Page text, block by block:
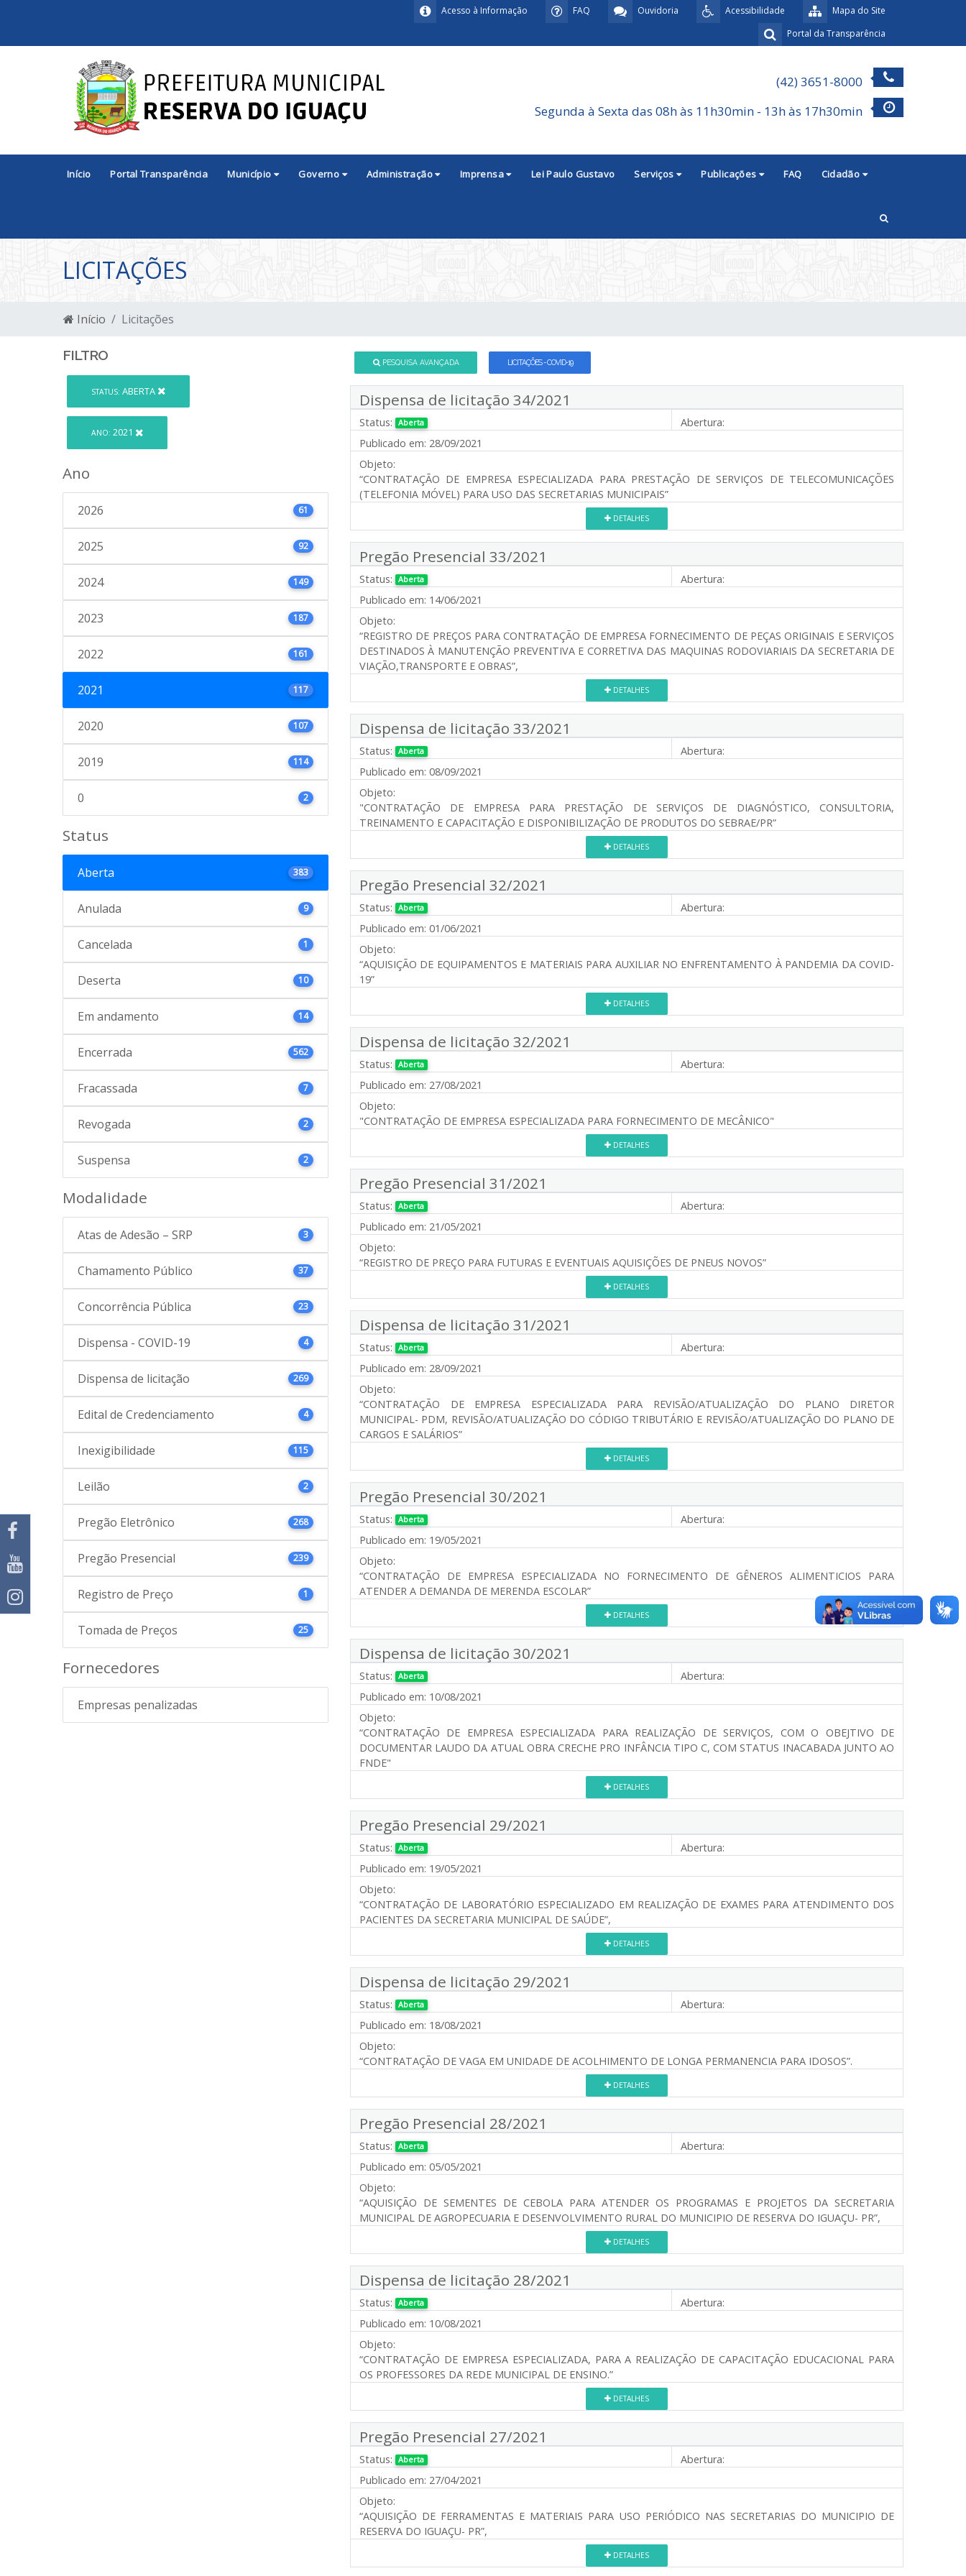
Mapa do Site
Acessibilidade
Ouvidoria
FAQ
Acesso à Informação
Portal da Transparência
(42) 3651-8000
Segunda à Sexta das 08h às 11h30min - 13h às 17h30min
Início Portal Transparência Município Governo Administração Imprensa Lei Paulo Gustavo Serviços Publicações FAQ Cidadão
LICITAÇÕES
Início Licitações
FILTRO
STATUS: ABERTA
ANO: 2021
Ano
2026 61
2025 92
2024 149
2023 187
2022 161
2021 117
2020 107
2019 114
0 2
Status
Aberta 383
Anulada 9
Cancelada 1
Deserta 10
Em andamento 14
Encerrada 562
Fracassada 7
Revogada 2
Suspensa 2
Modalidade
Atas de Adesão – SRP 3
Chamamento Público 37
Concorrência Pública 23
Dispensa - COVID-19 4
Dispensa de licitação 269
Edital de Credenciamento 4
Inexigibilidade 115
Leilão 2
Pregão Eletrônico 268
Pregão Presencial 239
Registro de Preço 1
Tomada de Preços 25
Fornecedores
Empresas penalizadas
PESQUISA AVANÇADA LICITAÇÕES - COVID-19
Dispensa de licitação 34/2021
Status: Aberta
Abertura:
Publicado em: 28/09/2021
Objeto:
“CONTRATAÇÃO DE EMPRESA ESPECIALIZADA PARA PRESTAÇÃO DE SERVIÇOS DE TELECOMUNICAÇÕES
(TELEFONIA MÓVEL) PARA USO DAS SECRETARIAS MUNICIPAIS”
DETALHES
Pregão Presencial 33/2021
Status: Aberta
Abertura:
Publicado em: 14/06/2021
Objeto:
“REGISTRO DE PREÇOS PARA CONTRATAÇÃO DE EMPRESA FORNECIMENTO DE PEÇAS ORIGINAIS E SERVIÇOS
DESTINADOS À MANUTENÇÃO PREVENTIVA E CORRETIVA DAS MAQUINAS RODOVIARIAIS DA SECRETARIA DE
VIAÇÃO,TRANSPORTE E OBRAS”,
DETALHES
Dispensa de licitação 33/2021
Status: Aberta
Abertura:
Publicado em: 08/09/2021
Objeto:
"CONTRATAÇÃO DE EMPRESA PARA PRESTAÇÃO DE SERVIÇOS DE DIAGNÓSTICO, CONSULTORIA,
TREINAMENTO E CAPACITAÇÃO E DISPONIBILIZAÇÃO DE PRODUTOS DO SEBRAE/PR”
DETALHES
Pregão Presencial 32/2021
Status: Aberta
Abertura:
Publicado em: 01/06/2021
Objeto:
“AQUISIÇÃO DE EQUIPAMENTOS E MATERIAIS PARA AUXILIAR NO ENFRENTAMENTO À PANDEMIA DA COVID-
19”
DETALHES
Dispensa de licitação 32/2021
Status: Aberta
Abertura:
Publicado em: 27/08/2021
Objeto:
"CONTRATAÇÃO DE EMPRESA ESPECIALIZADA PARA FORNECIMENTO DE MECÂNICO"
DETALHES
Pregão Presencial 31/2021
Status: Aberta
Abertura:
Publicado em: 21/05/2021
Objeto:
“REGISTRO DE PREÇO PARA FUTURAS E EVENTUAIS AQUISIÇÕES DE PNEUS NOVOS”
DETALHES
Dispensa de licitação 31/2021
Status: Aberta
Abertura:
Publicado em: 28/09/2021
Objeto:
“CONTRATAÇÃO DE EMPRESA ESPECIALIZADA PARA REVISÃO/ATUALIZAÇÃO DO PLANO DIRETOR
MUNICIPAL- PDM, REVISÃO/ATUALIZAÇÃO DO CÓDIGO TRIBUTÁRIO E REVISÃO/ATUALIZAÇÃO DO PLANO DE
CARGOS E SALÁRIOS”
DETALHES
Pregão Presencial 30/2021
Status: Aberta
Abertura:
Publicado em: 19/05/2021
Objeto:
“CONTRATAÇÃO DE EMPRESA ESPECIALIZADA NO FORNECIMENTO DE GÊNEROS ALIMENTICIOS PARA
ATENDER A DEMANDA DE MERENDA ESCOLAR”
DETALHES
Dispensa de licitação 30/2021
Status: Aberta
Abertura:
Publicado em: 10/08/2021
Objeto:
“CONTRATAÇÃO DE EMPRESA ESPECIALIZADA PARA REALIZAÇÃO DE SERVIÇOS, COM O OBEJTIVO DE
DOCUMENTAR LAUDO DA ATUAL OBRA CRECHE PRO INFÂNCIA TIPO C, COM STATUS INACABADA JUNTO AO
FNDE"
DETALHES
Pregão Presencial 29/2021
Status: Aberta
Abertura:
Publicado em: 19/05/2021
Objeto:
“CONTRATAÇÃO DE LABORATÓRIO ESPECIALIZADO EM REALIZAÇÃO DE EXAMES PARA ATENDIMENTO DOS
PACIENTES DA SECRETARIA MUNICIPAL DE SAÚDE”,
DETALHES
Dispensa de licitação 29/2021
Status: Aberta
Abertura:
Publicado em: 18/08/2021
Objeto:
“CONTRATAÇÃO DE VAGA EM UNIDADE DE ACOLHIMENTO DE LONGA PERMANENCIA PARA IDOSOS”.
DETALHES
Pregão Presencial 28/2021
Status: Aberta
Abertura:
Publicado em: 05/05/2021
Objeto:
“AQUISIÇÃO DE SEMENTES DE CEBOLA PARA ATENDER OS PROGRAMAS E PROJETOS DA SECRETARIA
MUNICIPAL DE AGROPECUARIA E DESENVOLVIMENTO RURAL DO MUNICIPIO DE RESERVA DO IGUAÇU- PR”,
DETALHES
Dispensa de licitação 28/2021
Status: Aberta
Abertura:
Publicado em: 10/08/2021
Objeto:
“CONTRATAÇÃO DE EMPRESA ESPECIALIZADA, PARA A REALIZAÇÃO DE CAPACITAÇÃO EDUCACIONAL PARA
OS PROFESSORES DA REDE MUNICIPAL DE ENSINO.”
DETALHES
Pregão Presencial 27/2021
Status: Aberta
Abertura:
Publicado em: 27/04/2021
Objeto:
“AQUISIÇÃO DE FERRAMENTAS E MATERIAIS PARA USO PERIÓDICO NAS SECRETARIAS DO MUNICIPIO DE
RESERVA DO IGUAÇU- PR”,
DETALHES